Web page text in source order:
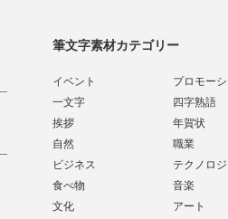
筆文字素材カテゴリー
イベント
プロモー
一文字
四字熟語
挨拶
年賀状
自然
職業
ビジネス
テクノロ
食べ物
音楽
文化
アート